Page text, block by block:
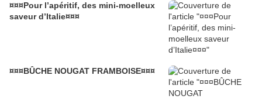
¤¤¤Pour l’apéritif, des mini-moelleux
saveur d’Italie¤¤¤
¤¤¤BÛCHE NOUGAT FRAMBOISE¤¤¤